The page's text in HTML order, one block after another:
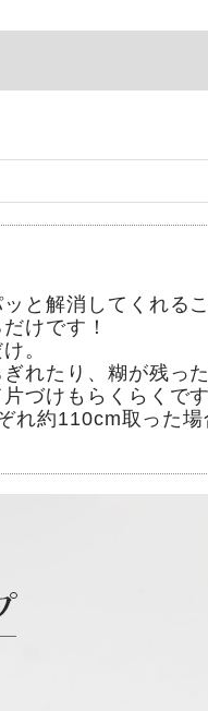
と解消してくれるこ
けです！
。
れたり、糊が残っ
づけもらくらくです
れ約110cm取った場